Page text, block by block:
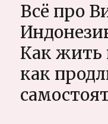
Всё про
Как жить
как